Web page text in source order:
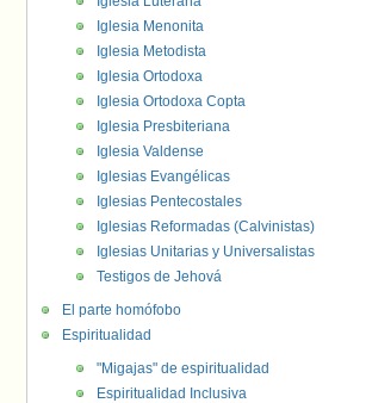
Iglesia Menonita
Iglesia Metodista
Iglesia Ortodoxa
Iglesia Ortodoxa Copta
Iglesia Presbiteriana
Iglesia Valdense
Iglesias Evangélicas
Iglesias Pentecostales
Iglesias Reformadas (Calvinistas)
Iglesias Unitarias y Universalistas
Testigos de Jehová
El parte homófobo
Espiritualidad
"Migajas" de espiritualidad
Espiritualidad Inclusiva